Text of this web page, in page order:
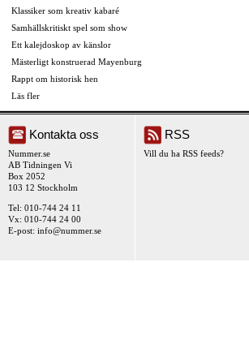
Klassiker som kreativ kabaré
Samhällskritiskt spel som show
Ett kalejdoskop av känslor
Mästerligt konstruerad Mayenburg
Rappt om historisk hen
Läs fler
Kontakta oss
Nummer.se
AB Tidningen Vi
Box 2052
103 12 Stockholm
Tel: 010-744 24 11
Vx: 010-744 24 00
E-post: info@nummer.se
RSS
Vill du ha RSS feeds?